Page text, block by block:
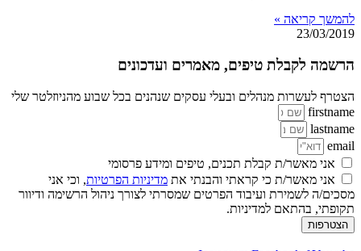
להמשך קריאה »
23/03/2019
הרשמה לקבלת טיפים, מאמרים ועדכונים
הצטרף לעשרות מנהלים ובעלי עסקים שנהנים בכל שבוע מהניוזלטר שלי
firstname
lastname
email
אני מאשר/ת קבלת תכנים, טיפים ומידע פרסומי
אני מאשר/ת כי קראתי והבנתי את מדיניות הפרטיות, וכי אני
מסכים/ה לשמירת ועיבוד הפרטים שמסרתי לצורך ניהול הרשימה ודיוור
תקופתי, בהתאם למדיניות.
הצטרפות